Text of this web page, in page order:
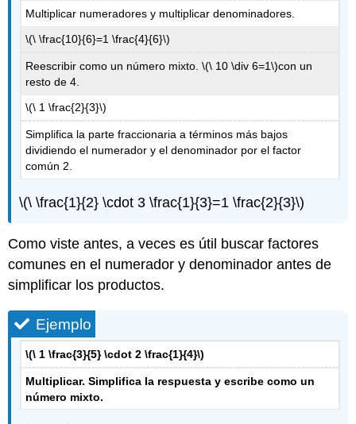
Multiplicar numeradores y multiplicar denominadores.
\(\ \frac{10}{6}=1 \frac{4}{6}\)
Reescribir como un número mixto.\(\ 10 \div 6=1\)con un
resto de 4.
\(\ 1 \frac{2}{3}\)
Simplifica la parte fraccionaria a términos más bajos
dividiendo el numerador y el denominador por el factor
común 2.
\(\ \frac{1}{2} \cdot 3 \frac{1}{3}=1 \frac{2}{3}\)
Como viste antes, a veces es útil buscar factores
comunes en el numerador y denominador antes de
simplificar los productos.
Ejemplo
\(\ 1 \frac{3}{5} \cdot 2 \frac{1}{4}\)
Multiplicar. Simplifica la respuesta y escribe como un
número mixto.